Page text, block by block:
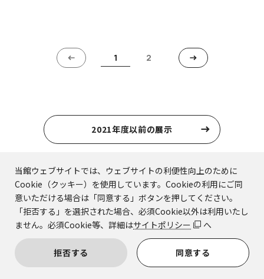
当館ウェブサイトでは、ウェブサイトの利便性向上のために
Cookie（クッキー）を使用しています。Cookieの利用にご同
意いただける場合は「同意する」ボタンを押してください。
「拒否する」を選択された場合、必須Cookie以外は利用いたし
ません。必須Cookie等、詳細はサイトポリシー へ
拒否する 同意する
1 2
2021年度以前の展示
京都国立博物館
京都市東山区茶屋町527